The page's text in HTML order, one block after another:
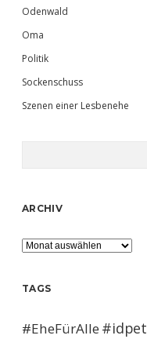
Odenwald
Oma
Politik
Sockenschuss
Szenen einer Lesbenehe
ARCHIV
Archiv
TAGS
#EheFürAlle#idpet